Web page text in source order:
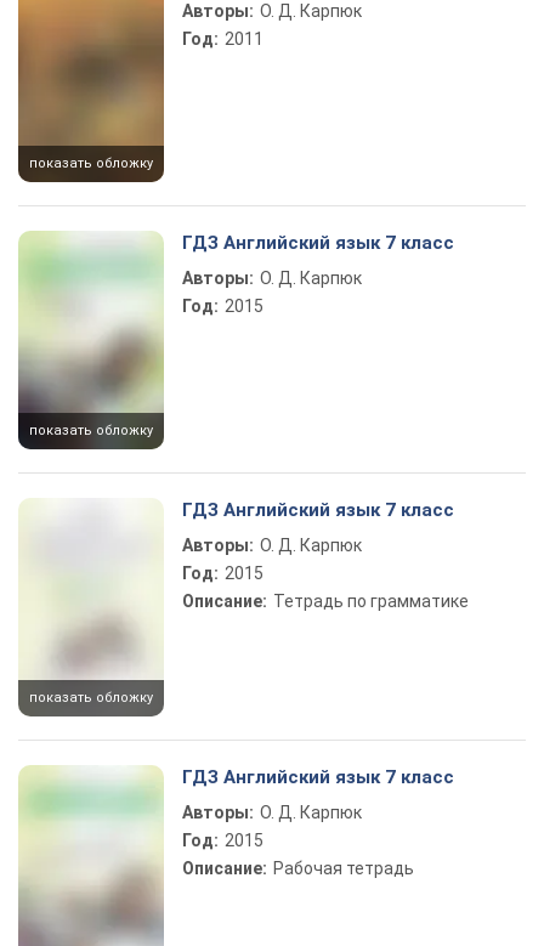
показать обложку
Авторы: О. Д. Карпюк
Год: 2011
показать обложку
ГДЗ Английский язык 7 класс
Авторы: О. Д. Карпюк
Год: 2015
показать обложку
ГДЗ Английский язык 7 класс
Авторы: О. Д. Карпюк
Год: 2015
Описание: Тетрадь по грамматике
ГДЗ Английский язык 7 класс
Авторы: О. Д. Карпюк
Год: 2015
Описание: Рабочая тетрадь